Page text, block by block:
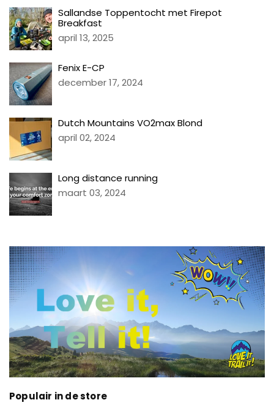
Sallandse Toppentocht met Firepot
Breakfast
april 13, 2025
Fenix E-CP
december 17, 2024
Dutch Mountains VO2max Blond
april 02, 2024
Long distance running
maart 03, 2024
Populair in de store